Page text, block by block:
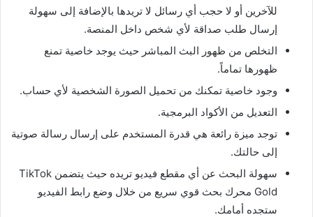
للآخرين أو لا حجب أي رسائل لا تريدها بالإضافة إلى سهولة
إرسال طلب صداقة لأي شخص داخل المنصة.
التخلص من ظهور البث المباشر حيث يوجد خاصية تمنع
ظهورها تماماً.
وجود خاصية تمكنك من تحميل الصورة الشخصية لأي حساب.
التعديل من الأكواد البرمجية.
توجد ميزة رائعة هي قدرة المستخدم على إرسال رسالة صوتية
إلى حالتك.
سهولة البحث عن أي مقطع فيديو تريده حيث يتضمن TikTok
Gold محرك بحث قوي سريع من خلال وضع رابط الفيديو
ستجده أمامك.